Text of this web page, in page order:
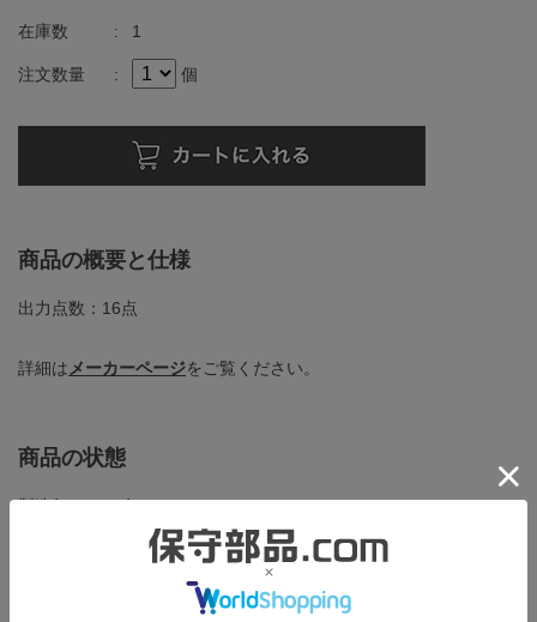
在庫数 : 1
注文数量 : 個
商品の概要と仕様
出力点数：16点
詳細はメーカーページをご覧ください。
商品の状態
製造年：2023年
梱包箱には多少キズや汚れがありますが、本体は未使用品のため